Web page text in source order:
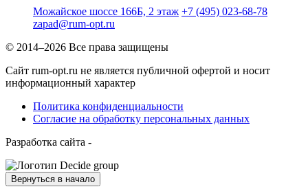
Можайское шоссе 166Б, 2 этаж +7 (495) 023-68-78
zapad@rum-opt.ru
© 2014–2026 Все права защищены
Сайт rum-opt.ru не является публичной офертой и носит
информационный характер
Политика конфиденциальности
Согласие на обработку персональных данных
Разработка сайта -
Вернуться в начало